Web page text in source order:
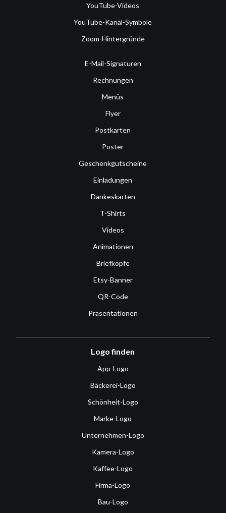
YouTube-Videos
YouTube-Kanal-Symbole
Zoom-Hintergründe
E-Mail-Signaturen
Rechnungen
Menüs
Flyer
Postkarten
Poster
Geschenkgutscheine
Einladungen
Dankeskarten
T-Shirts
Videos
Animationen
Briefköpfe
Etsy-Banner
QR-Code
Präsentationen
Logo finden
App-Logo
Bäckerei-Logo
Schönheit-Logo
Marke-Logo
Unternehmen-Logo
Kamera-Logo
Kaffee-Logo
Firma-Logo
Bau-Logo